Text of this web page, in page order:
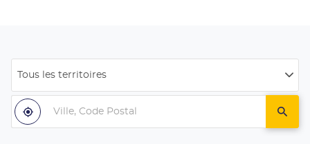
Tous les territoires
Filtrer
par
pays
À
proximité
,
trouver
Ville,
Code
Postal
un